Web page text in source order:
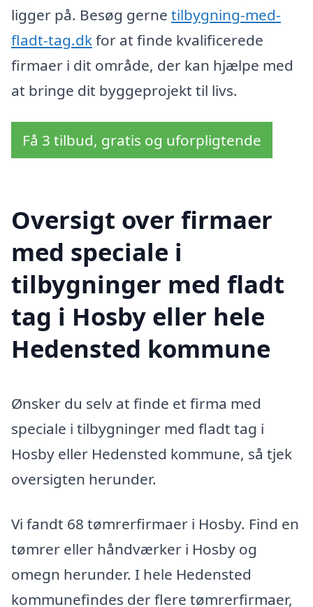
ligger på. Besøg gerne tilbygning-med-
fladt-tag.dkfor at finde kvalificerede
firmaer i dit område, der kan hjælpe med
at bringe dit byggeprojekt til livs.
Få 3 tilbud, gratis og uforpligtende
Oversigt over firmaer
med speciale i
tilbygninger med fladt
tag i Hosby eller hele
Hedensted kommune
Ønsker du selv at finde et firma med
speciale i tilbygninger med fladt tag i
Hosby eller Hedensted kommune, så tjek
oversigten herunder.
Vi fandt 68 tømrerfirmaer i Hosby. Find en
tømrer eller håndværker i Hosby og
omegn herunder. I hele Hedensted
kommunefindes der flere tømrerfirmaer,